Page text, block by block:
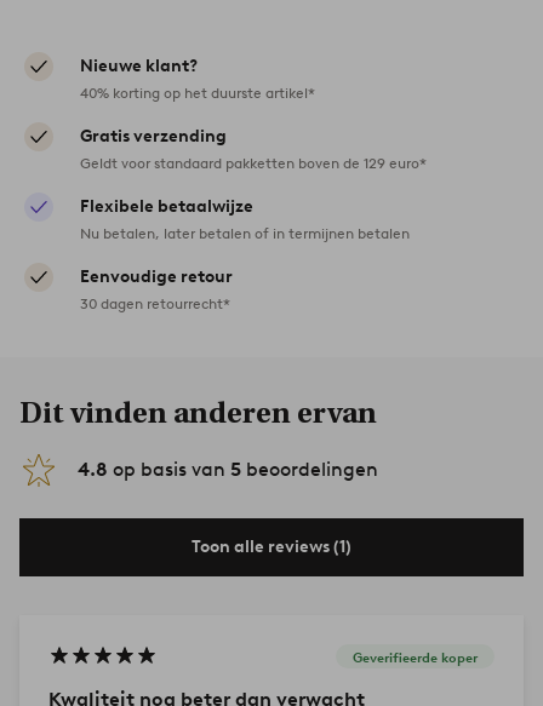
Nieuwe klant?
40% korting op het duurste artikel*
Gratis verzending
Geldt voor standaard pakketten boven de 129 euro*
Flexibele betaalwijze
Nu betalen, later betalen of in termijnen betalen
Eenvoudige retour
30 dagen retourrecht*
Dit vinden anderen ervan
4.8 op basis van 5 beoordelingen
Toon alle reviews (1)
Geverifieerde koper
Kwaliteit nog beter dan verwacht